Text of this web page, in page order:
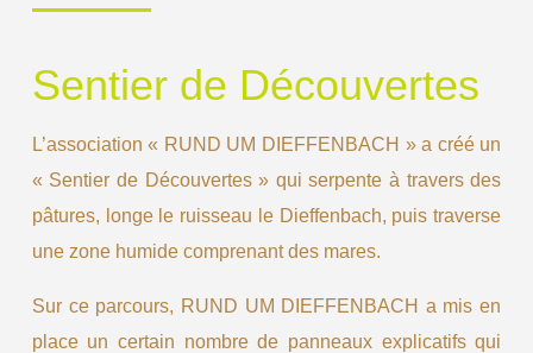
Sentier de Découvertes
L’association « RUND UM DIEFFENBACH » a créé un
« Sentier de Découvertes » qui serpente à travers des
pâtures, longe le ruisseau le Dieffenbach, puis traverse
une zone humide comprenant des mares.
Sur ce parcours, RUND UM DIEFFENBACH a mis en
place un certain nombre de panneaux explicatifs qui